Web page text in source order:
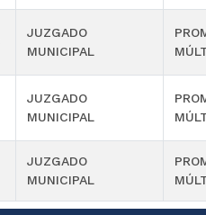
JUZGADO
MUNICIPAL
JUZGADO
MUNICIPAL
JUZGADO
MUNICIPAL